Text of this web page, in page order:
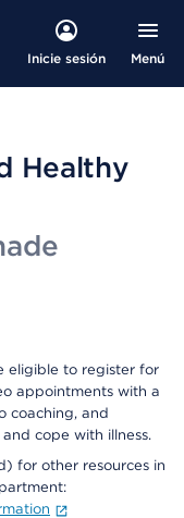
Inicie sesión Menú
Healthy
eligible to register for
appointments with a
coaching, and
cope with illness.
for other resources in